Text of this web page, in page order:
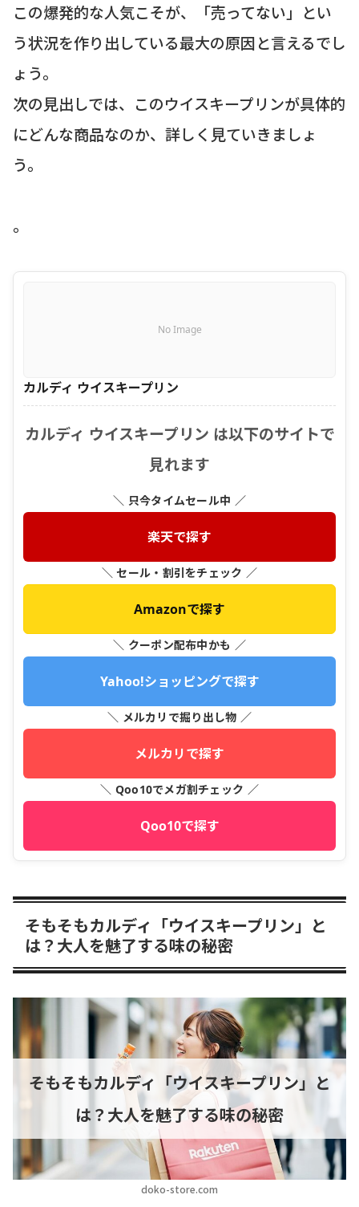
この爆発的な人気こそが、「売ってない」とい
う状況を作り出している最大の原因と言えるでし
ょう。
次の見出しでは、このウイスキープリンが具体的
にどんな商品なのか、詳しく見ていきましょ
う。
。
No Image
カルディ ウイスキープリン
カルディ ウイスキープリン は以下のサイトで
見れます
＼ 只今タイムセール中 ／
楽天で探す
＼ セール・割引をチェック ／
Amazonで探す
＼ クーポン配布中かも ／
Yahoo!ショッピングで探す
＼ メルカリで掘り出し物 ／
メルカリで探す
＼ Qoo10でメガ割チェック ／
Qoo10で探す
そもそもカルディ「ウイスキープリン」と
は？大人を魅了する味の秘密
doko-store.com
そもそもカルディ「ウイスキープリン」と
は？大人を魅了する味の秘密